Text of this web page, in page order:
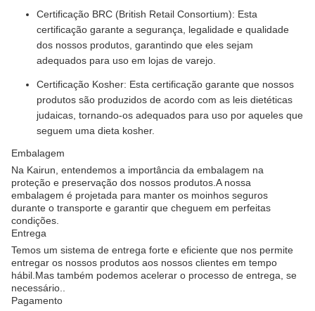
Certificação BRC (British Retail Consortium): Esta
certificação garante a segurança, legalidade e qualidade
dos nossos produtos, garantindo que eles sejam
adequados para uso em lojas de varejo.
Certificação Kosher: Esta certificação garante que nossos
produtos são produzidos de acordo com as leis dietéticas
judaicas, tornando-os adequados para uso por aqueles que
seguem uma dieta kosher.
Embalagem
Na Kairun, entendemos a importância da embalagem na
proteção e preservação dos nossos produtos.A nossa
embalagem é projetada para manter os moinhos seguros
durante o transporte e garantir que cheguem em perfeitas
condições.
Entrega
Temos um sistema de entrega forte e eficiente que nos permite
entregar os nossos produtos aos nossos clientes em tempo
hábil.Mas também podemos acelerar o processo de entrega, se
necessário..
Pagamento